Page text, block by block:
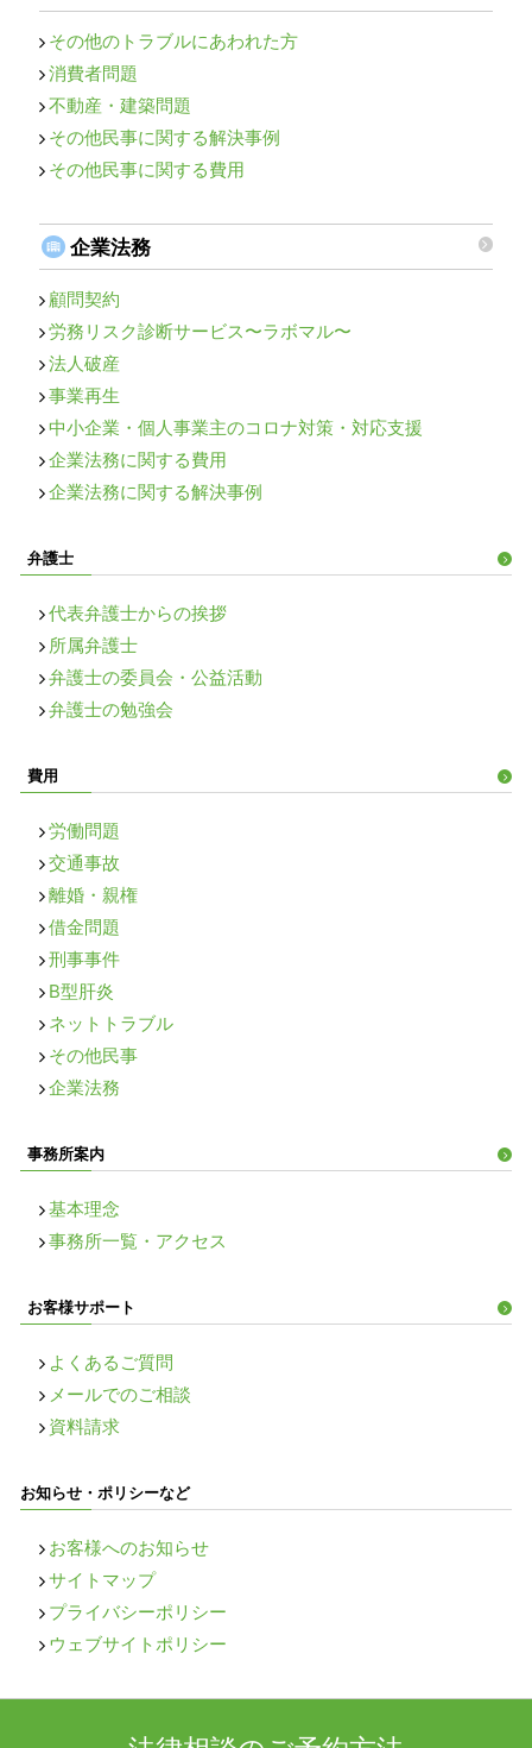
その他のトラブルにあわれた方
消費者問題
不動産・建築問題
その他民事に関する解決事例
その他民事に関する費用
企業法務
顧問契約
労務リスク診断サービス〜ラボマル〜
法人破産
事業再生
中小企業・個人事業主のコロナ対策・対応支援
企業法務に関する費用
企業法務に関する解決事例
弁護士
代表弁護士からの挨拶
所属弁護士
弁護士の委員会・公益活動
弁護士の勉強会
費用
労働問題
交通事故
離婚・親権
借金問題
刑事事件
B型肝炎
ネットトラブル
その他民事
企業法務
事務所案内
基本理念
事務所一覧・アクセス
お客様サポート
よくあるご質問
メールでのご相談
資料請求
お知らせ・ポリシーなど
お客様へのお知らせ
サイトマップ
プライバシーポリシー
ウェブサイトポリシー